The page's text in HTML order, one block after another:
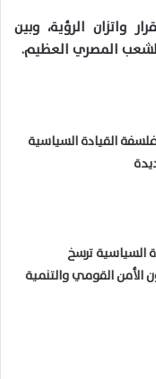
واتزان الرؤية، وبين
الشعب المصري العظيم.
القيادة السياسية
السياسية ترسخ
الأمن القومي والتنمية